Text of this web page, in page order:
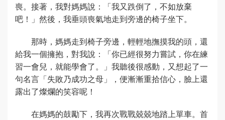
喪。接著，我對媽媽說：「我又跌倒了，不如放棄
吧！」然後，我垂頭喪氣地走到旁邊的椅子坐下。
那時，媽媽走到椅子旁邊，輕輕地撫摸我的頭，還
給我一個擁抱，對我說：「你已經很努力嘗試，你在練
習一會兒，就能學會了。」我聽後很感動，又想起了一
句名言「失敗乃成功之母」，便漸漸重拾信心，臉上還
露出了燦爛的笑容呢！
在媽媽的鼓勵下，我再次戰戰兢兢地踏上單車。首